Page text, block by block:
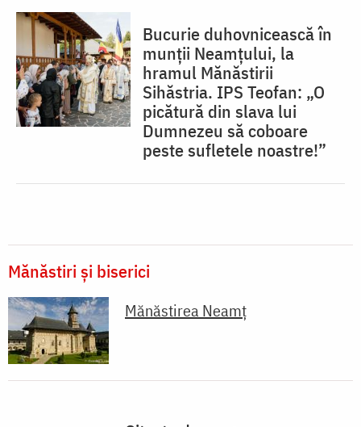
Bucurie duhovnicească în
munții Neamțului, la
hramul Mănăstirii
Sihăstria. IPS Teofan: „O
picătură din slava lui
Dumnezeu să coboare
peste sufletele noastre!”
Mănăstiri și biserici
Mănăstirea Neamţ